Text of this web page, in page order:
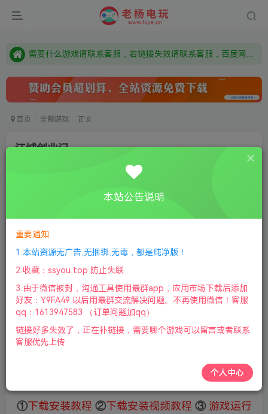
本站资源来自网络搜集，如有侵权，请联系删除：fuyej@qq.com 附上证书和内容链接
首页 全部游戏 正文
江城创业记
江城创业记
此内容为付费资源，请付费后查看
鲜花 5
赞助会员 免费
付费资源
①下载安装教程 ②下载安装视频教程 ③ 游戏运行
本站公告说明
重要通知
1.本站资源无广告,无捆绑,无毒，都是纯净版！
2.收藏：ssyou.top 防止失联
3.由于微信被封，沟通工具使用最群app，应用市场下载后添加
好友：Y9FA49 以后用最群交流解决问题。不再使用微信！客服
qq：1613947583 （订单问题加qq）
链接好多失效了，正在补链接，需要哪个游戏可以留言或者联系
客服优先上传
个人中心